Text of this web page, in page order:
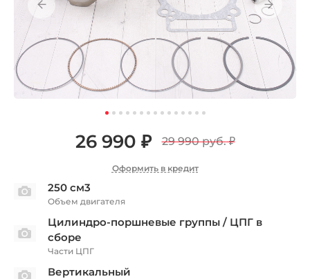
26 990 ₽ 29 990 руб.₽
Оформить в кредит
250 см3
Объем двигателя
Цилиндро-поршневые группы / ЦПГ в
сборе
Части ЦПГ
Вертикальный